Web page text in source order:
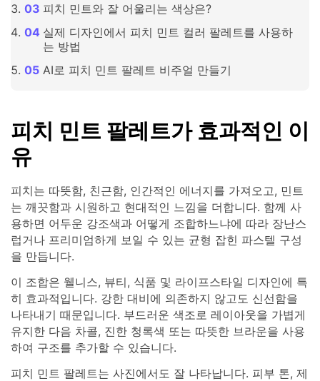
피치 민트와 잘 어울리는 색상은?
실제 디자인에서 피치 민트 컬러 팔레트를 사용하
는 방법
AI로 피치 민트 팔레트 비주얼 만들기
피치 민트 팔레트가 효과적인 이
유
피치는 따뜻함, 친근함, 인간적인 에너지를 가져오고, 민트
는 깨끗함과 시원하고 현대적인 느낌을 더합니다. 함께 사
용하면 어두운 강조색과 어떻게 조합하느냐에 따라 장난스
럽거나 프리미엄하게 보일 수 있는 균형 잡힌 파스텔 구성
을 만듭니다.
이 조합은 웰니스, 뷰티, 식품 및 라이프스타일 디자인에 특
히 효과적입니다. 강한 대비에 의존하지 않고도 신선함을
나타내기 때문입니다. 부드러운 색조로 레이아웃을 가볍게
유지한 다음 차콜, 진한 청록색 또는 따뜻한 브라운을 사용
하여 구조를 추가할 수 있습니다.
피치 민트 팔레트는 사진에서도 잘 나타납니다. 피부 톤, 제